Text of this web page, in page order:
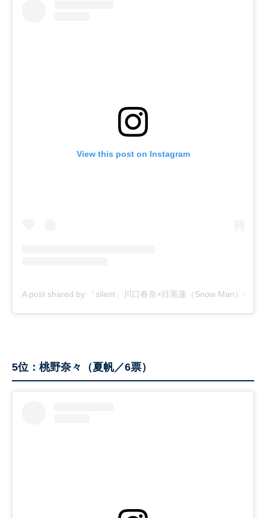
View this post on Instagram
A post shared by 「silent」川口春奈×目黒蓮（Snow Man）❄️毎
5位：桃野奈々（夏帆／6票）